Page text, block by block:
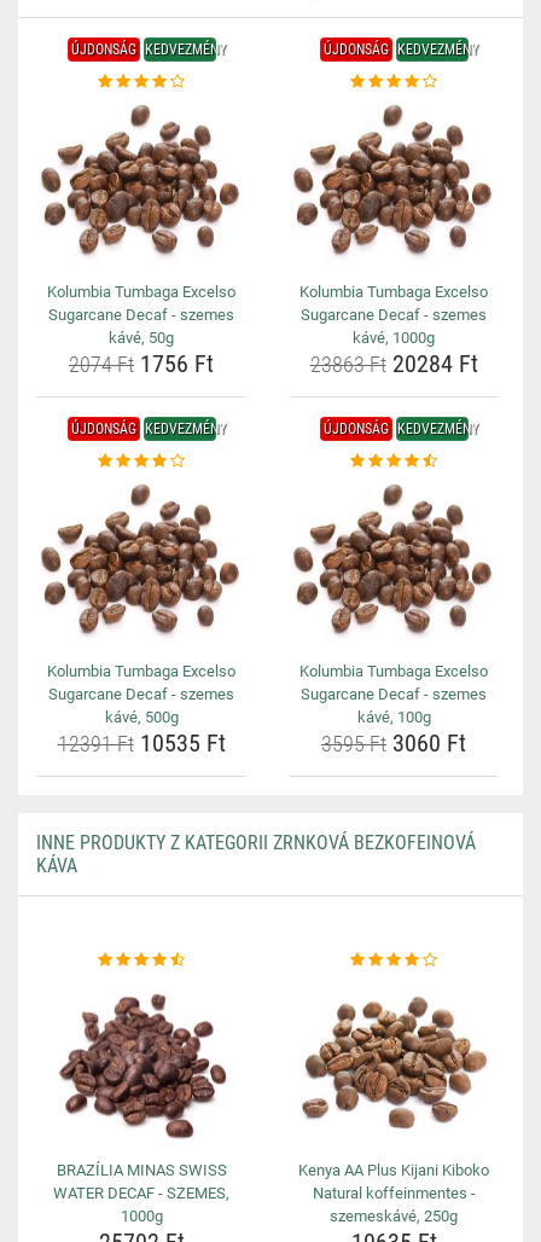
ÚJDONSÁG KEDVEZMÉNY
Kolumbia Tumbaga Excelso
Sugarcane Decaf - szemes
kávé, 50g
2074 Ft 1756 Ft
ÚJDONSÁG KEDVEZMÉNY
Kolumbia Tumbaga Excelso
Sugarcane Decaf - szemes
kávé, 1000g
23863 Ft20284 Ft
ÚJDONSÁG KEDVEZMÉNY
Kolumbia Tumbaga Excelso
Sugarcane Decaf - szemes
kávé, 500g
12391 Ft10535 Ft
ÚJDONSÁG KEDVEZMÉNY
Kolumbia Tumbaga Excelso
Sugarcane Decaf - szemes
kávé, 100g
3595 Ft 3060 Ft
INNE PRODUKTY Z KATEGORII ZRNKOVÁ BEZKOFEINOVÁ
KÁVA
BRAZÍLIA MINAS SWISS
WATER DECAF - SZEMES,
1000g
Kenya AA Plus Kijani Kiboko
Natural koffeinmentes -
szemeskávé, 250g